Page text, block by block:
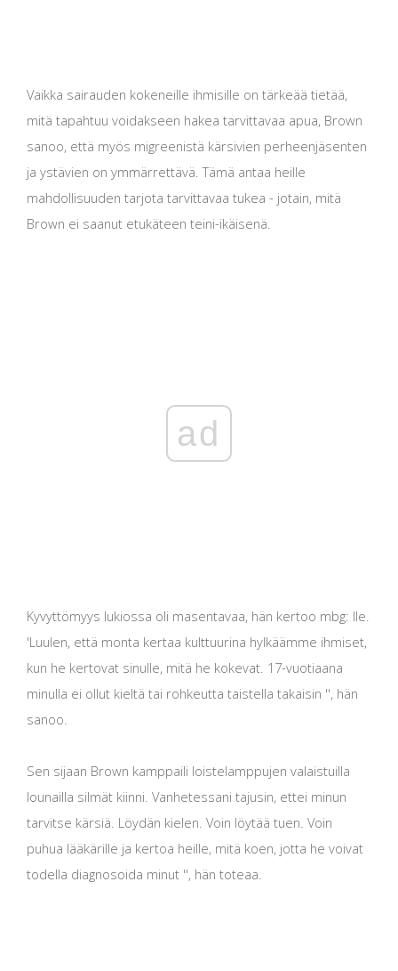
Vaikka sairauden kokeneille ihmisille on tärkeää tietää,
mitä tapahtuu voidakseen hakea tarvittavaa apua, Brown
sanoo, että myös migreenistä kärsivien perheenjäsenten
ja ystävien on ymmärrettävä. Tämä antaa heille
mahdollisuuden tarjota tarvittavaa tukea - jotain, mitä
Brown ei saanut etukäteen teini-ikäisenä.
ad
Kyvyttömyys lukiossa oli masentavaa, hän kertoo mbg: lle.
'Luulen, että monta kertaa kulttuurina hylkäämme ihmiset,
kun he kertovat sinulle, mitä he kokevat. 17-vuotiaana
minulla ei ollut kieltä tai rohkeutta taistella takaisin '', hän
sanoo.
Sen sijaan Brown kamppaili loistelamppujen valaistuilla
lounailla silmät kiinni. Vanhetessani tajusin, ettei minun
tarvitse kärsiä. Löydän kielen. Voin löytää tuen. Voin
puhua lääkärille ja kertoa heille, mitä koen, jotta he voivat
todella diagnosoida minut '', hän toteaa.